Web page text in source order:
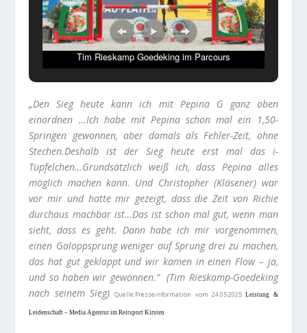
Tim Rieskamp Goedeking im Parcours
„Den Sieg heute kann ich mit Pepina G ganz oben
einordnen …Ich habe mit Pepina schon mal ein 1,50-
Springen gewonnen, aber damals als Fehler-Zeit, ohne
Stechen.Deshalb ist der Sieg heute erst mal das i-
Tüpfelchen…Grundsätzlich weiß ich, dass Pepina alles
möglich machen kann. Und Christopher (Kläsener) war
vor mir und hatte mir gezeigt, dass die Zeit von Richie
durchaus machbar ist…Das ist schon mal gut, wenn man
sieht, dass es geht. Dann habe ich mir vorgenommen,
einen Galoppsprung weniger auf Sprung drei zu machen,
das hat gut geklappt und wir kamen in einen Flow – ja,
und so haben wir gewonnen.“ (Tim Rieskamp-Goedeking
nach seinem Sieg)Quelle:Presseinformation vom 24.05.2025Leistung &
Leidenschaft – Media Agentur im Reitsport Kirsten